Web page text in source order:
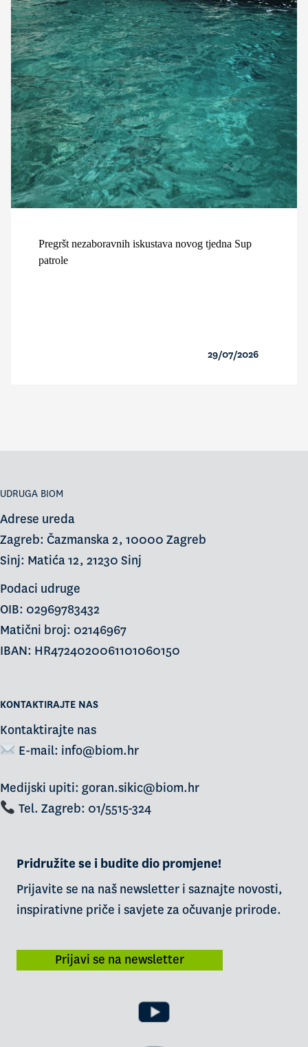
Pregršt nezaboravnih iskustava novog tjedna Sup
patrole
29/07/2026
UDRUGA BIOM
Adrese ureda
Zagreb: Čazmanska 2, 10000 Zagreb
Sinj: Matića 12, 21230 Sinj
Podaci udruge
OIB: 02969783432
Matični broj: 02146967
IBAN: HR4724020061101060150
KONTAKTIRAJTE NAS
Kontaktirajte nas
E-mail: info@biom.hr
Medijski upiti: goran.sikic@biom.hr
Tel. Zagreb: 01/5515-324
Pridružite se i budite dio promjene!
Prijavite se na naš newsletter i saznajte novosti,
inspirativne priče i savjete za očuvanje prirode.
Prijavi se na newsletter